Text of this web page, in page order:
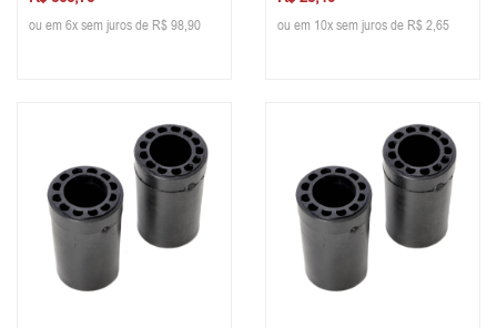
ou em 6x sem juros de R$ 98,90 ou em 10x sem juros de R$ 2,65